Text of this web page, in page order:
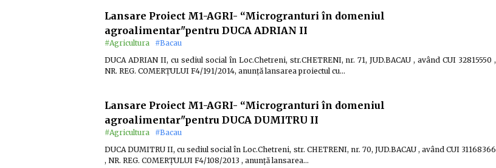
Lansare Proiect M1-AGRI- “Microgranturi în domeniul
agroalimentar"pentru DUCA ADRIAN II
#Agricultura #Bacau
DUCA ADRIAN II, cu sediul social în Loc.Chetreni, str.CHETRENI, nr. 71, JUD.BACAU , având CUI 32815550 ,
NR. REG. COMERȚULUI F4/191/2014, anunță lansarea proiectul cu…
Lansare Proiect M1-AGRI- “Microgranturi în domeniul
agroalimentar"pentru DUCA DUMITRU II
#Agricultura #Bacau
DUCA DUMITRU II, cu sediul social în Loc.Chetreni, str. CHETRENI, nr. 70, JUD.BACAU , având CUI 31168366
, NR. REG. COMERȚULUI F4/108/2013 , anunță lansarea…